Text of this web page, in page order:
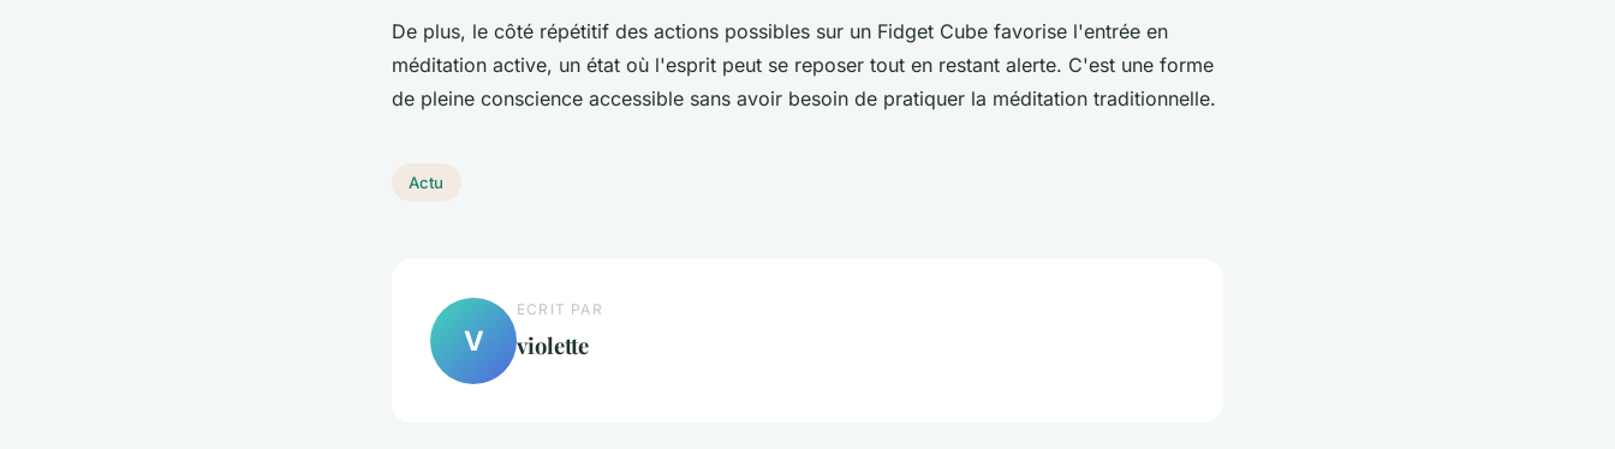
De plus, le côté répétitif des actions possibles sur un Fidget Cube favorise l'entrée en
méditation active, un état où l'esprit peut se reposer tout en restant alerte. C'est une forme
de pleine conscience accessible sans avoir besoin de pratiquer la méditation traditionnelle.
Actu
V
ECRIT PAR
violette